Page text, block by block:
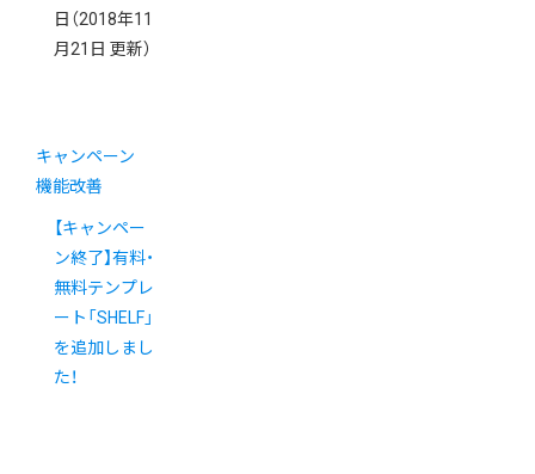
日 （2018年11
月21日 更新）
キャンペーン
機能改善
【キャンペー
ン終了】有料・
無料テンプレ
ート「SHELF」
を追加しまし
た！